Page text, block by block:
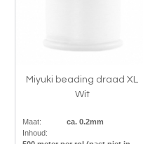
Miyuki beading draad XL
Wit
Maat:
ca. 0.2mm
Inhoud: